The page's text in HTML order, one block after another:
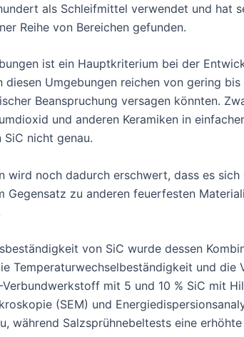
als Schleifmittel verwendet und hat
Reihe von Bereichen gefunden.
ist ein Hauptkriterium bei der
Umgebungen reichen von gering
Beanspruchung versagen könnten.
und anderen Keramiken in
nicht genau.
wird noch dadurch erschwert, dass es
Gegensatz zu anderen feuerfesten
von SiC wurde dessen
Temperaturwechselbeständigkeit und
mit 5 und 10 % SiC mit
(SEM) und
während Salzsprühnebeltests eine